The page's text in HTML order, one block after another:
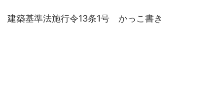
建築基準法施行令13条1号 かっこ書き